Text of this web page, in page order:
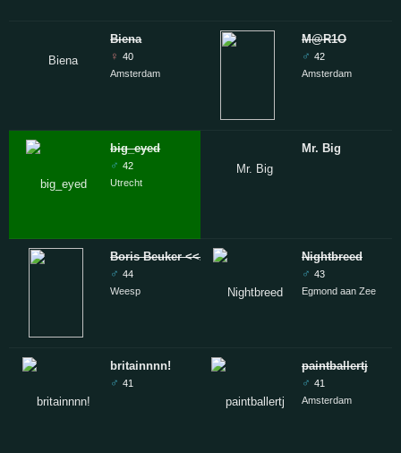
Biena
♀ 40
Amsterdam
big_eyed
♂ 42
Utrecht
Boris Beuker <<ACC>>
♂ 44
Weesp
britainnnn!
♂ 41
M@R1O
♂ 42
Amsterdam
Mr. Big
Nightbreed
♂ 43
Egmond aan Zee
paintballertj
♂ 41
Amsterdam